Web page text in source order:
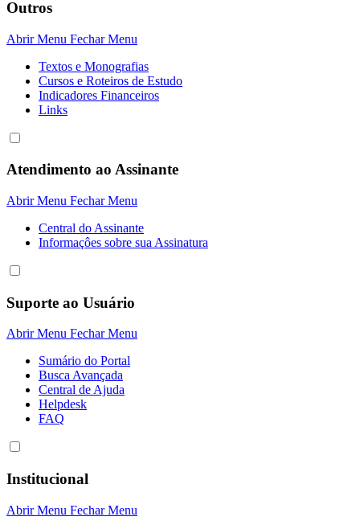
Outros
Abrir Menu Fechar Menu
Textos e Monografias
Cursos e Roteiros de Estudo
Indicadores Financeiros
Links
Atendimento ao Assinante
Abrir Menu Fechar Menu
Central do Assinante
Informaçôes sobre sua Assinatura
Suporte ao Usuário
Abrir Menu Fechar Menu
Sumário do Portal
Busca Avançada
Central de Ajuda
Helpdesk
FAQ
Institucional
Abrir Menu Fechar Menu